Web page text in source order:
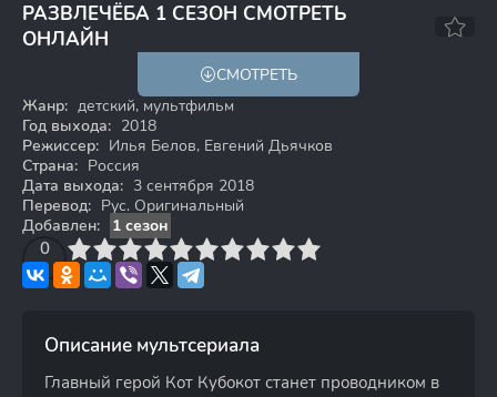
РАЗВЛЕЧЁБА 1 СЕЗОН СМОТРЕТЬ
ОНЛАЙН
СМОТРЕТЬ
Жанр: детский, мультфильм
Год выхода: 2018
Режиссер: Илья Белов, Евгений Дьячков
Страна: Россия
Дата выхода: 3 сентября 2018
Перевод: Рус. Оригинальный
Добавлен:
1 сезон
0
4 6 7 8 9 10
Описание мультсериала
Главный герой Кот Кубокот станет проводником в